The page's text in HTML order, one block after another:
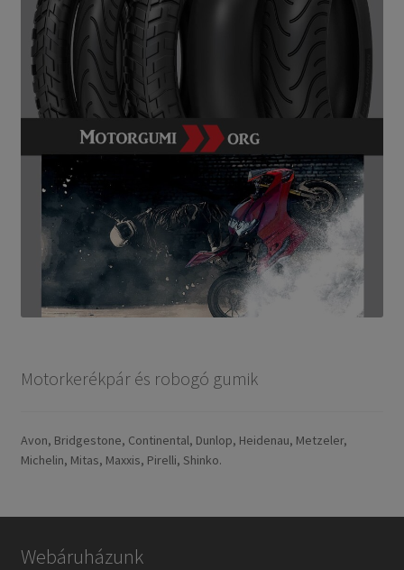
Motorkerékpár és robogó gumik
Avon, Bridgestone, Continental, Dunlop, Heidenau, Metzeler,
Michelin, Mitas, Maxxis, Pirelli, Shinko.
Webáruházunk